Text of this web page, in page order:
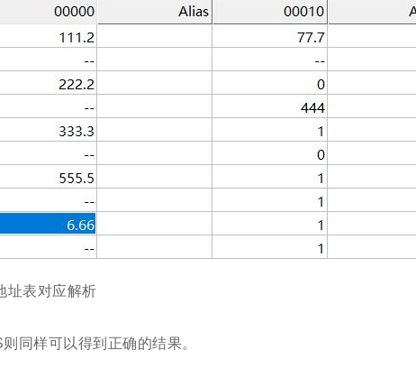
址表对应解析
同样可以得到正确的结果。